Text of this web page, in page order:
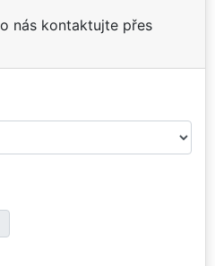
nás kontaktujte přes